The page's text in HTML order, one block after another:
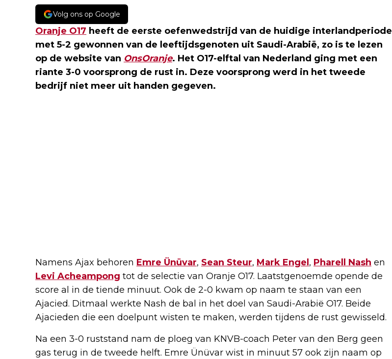
Volg ons op Google
Oranje O17 heeft de eerste oefenwedstrijd van de huidige interlandperiode
met 5-2 gewonnen van de leeftijdsgenoten uit Saudi-Arabië, zo is te lezen
op de website van OnsOranje. Het O17-elftal van Nederland ging met een
riante 3-0 voorsprong de rust in. Deze voorsprong werd in het tweede
bedrijf niet meer uit handen gegeven.
Namens Ajax behoren Emre Ünüvar, Sean Steur, Mark Engel, Pharell Nash en
Levi Acheampong tot de selectie van Oranje O17. Laatstgenoemde opende de
score al in de tiende minuut. Ook de 2-0 kwam op naam te staan van een
Ajacied. Ditmaal werkte Nash de bal in het doel van Saudi-Arabië O17. Beide
Ajacieden die een doelpunt wisten te maken, werden tijdens de rust gewisseld.
Na een 3-0 ruststand nam de ploeg van KNVB-coach Peter van den Berg geen
gas terug in de tweede helft. Emre Ünüvar wist in minuut 57 ook zijn naam op